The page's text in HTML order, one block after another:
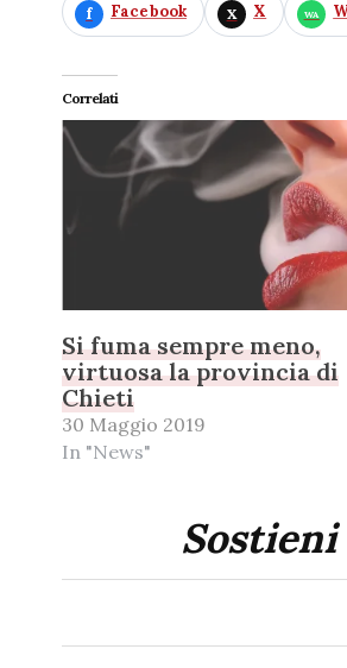
Facebook X
Correlati
Si fuma sempre meno,
virtuosa la provincia di
Chieti
30 Maggio 2019
In "News"
Sostieni